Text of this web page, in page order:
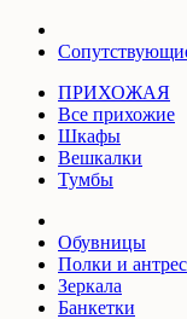
ПРИХОЖАЯ
Все прихожие
Шкафы
Вешкалки
Тумбы
Обувницы
Полки и
Зеркала
Банкетки